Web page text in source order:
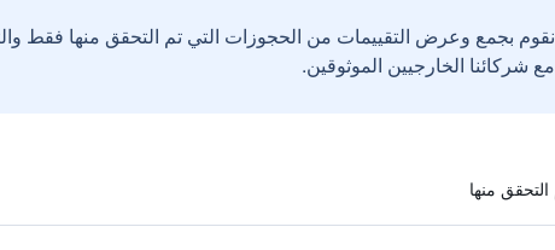
نقوم بجمع وعرض التقييمات من الحجوزات التي تم التحقق منها فقط